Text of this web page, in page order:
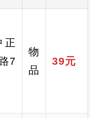
正
7
物
品
39元